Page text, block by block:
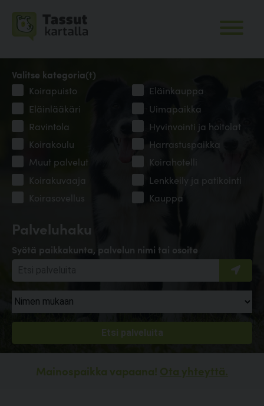
Palveluhaku
Syötä paikkakunta, palvelun nimi tai osoite
Valitse kategoria(t)
Koirapuisto
Eläinkauppa
Eläinlääkäri
Uimapaikka
Ravintola
Hyvinvointi ja hoitolat
Koirakoulu
Harrastuspaikka
Muut palvelut
Koirahotelli
Koirakuvaaja
Lenkkeily ja patikointi
Koirasovellus
Kauppa
Mainospaikka vapaana! Ota yhteyttä.